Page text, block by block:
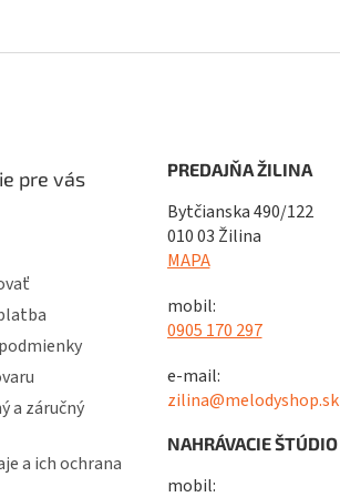
pre vás
a záručný
a ich ochrana
PREDAJŇA ŽILINA
Bytčianska 490/122
010 03 Žilina
MAPA
mobil:
0905 170 297
e-mail:
zilina@melodyshop.sk
NAHRÁVACIE ŠTÚDIO
mobil: